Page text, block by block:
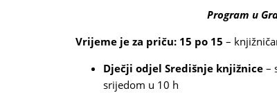
Program u
Vrijeme je za priču: 15 po 15 –
Dječji odjel Središnje knjižnice –
srijedom u 10 h